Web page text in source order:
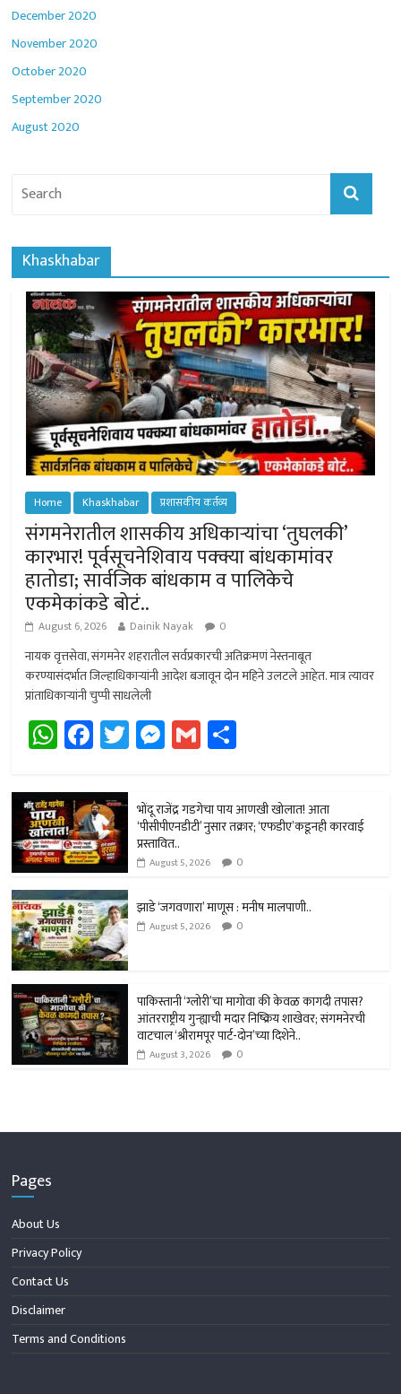
December 2020
November 2020
October 2020
September 2020
August 2020
Khaskhabar
Home Khaskhabar प्रशासकीय कर्तव्य
संगमनेरातील शासकीय अधिकार्‍यांचा ‘तुघलकी’
कारभार! पूर्वसूचनेशिवाय पक्क्या बांधकामांवर
हातोडा; सार्वजिक बांधकाम व पालिकेचे
एकमेकांकडे बोटं..
August 6, 2026 Dainik Nayak 0
नायक वृत्तसेवा, संगमनेर शहरातील सर्वप्रकारची अतिक्रमणं नेस्तनाबूत
करण्यासंदर्भात जिल्हाधिकार्‍यांनी आदेश बजावून दोन महिने उलटले आहेत. मात्र त्यावर
प्रांताधिकार्‍यांनी चुप्पी साधलेली
W
h
at
sA
p
p
Fa
ce
b
o
ok
T
wi
tt
er
M
es
se
n
ge
r
G
m
ail
भोंदू राजेंद्र गडगेचा पाय आणखी खोलात! आता
‘पीसीपीएनडीटी’ नुसार तक्रार; ‘एफडीए’कडूनही कारवाई
प्रस्तावित..
August 5, 2026 0
झाडे ‘जगवणारा’ माणूस : मनीष मालपाणी..
August 5, 2026 0
पाकिस्तानी ‘ग्लोरी’चा मागोवा की केवळ कागदी तपास?
आंतरराष्ट्रीय गुन्ह्याची मदार निष्क्रिय शाखेवर; संगमनेरची
वाटचाल ‘श्रीरामपूर पार्ट-दोन’च्या दिशेने..
August 3, 2026 0
Pages
About Us
Privacy Policy
Contact Us
Disclaimer
Terms and Conditions